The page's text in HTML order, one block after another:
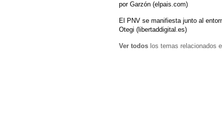
por Garzón (elpais.com)
El PNV se manifiesta junto al
Otegi (libertaddigital.es)
Ver todos los temas relacionados